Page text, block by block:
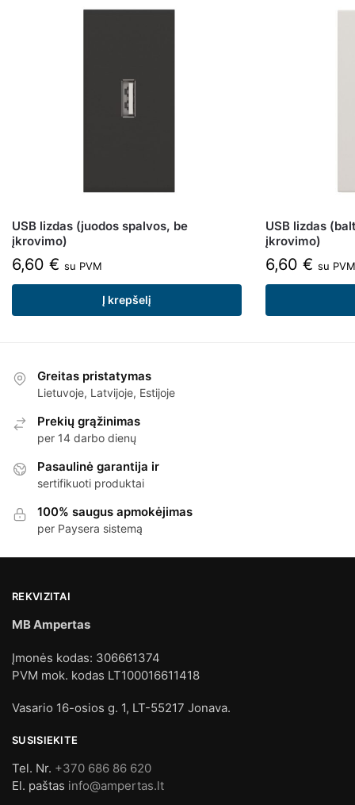
USB lizdas (juodos spalvos, be
įkrovimo)
6,60 € su PVM
Į krepšelį
USB lizdas
įkrovimo)
6,60 € su PVM
Greitas pristatymas
Lietuvoje, Latvijoje, Estijoje
Prekių grąžinimas
per 14 darbo dienų
Pasaulinė garantija ir
sertifikuoti produktai
100% saugus apmokėjimas
per Paysera sistemą
REKVIZITAI
MB Ampertas
Įmonės kodas: 306661374
PVM mok. kodas LT100016611418
Vasario 16-osios g. 1, LT-55217 Jonava.
SUSISIEKITE
Tel. Nr. +370 686 86 620
El. paštas info@ampertas.lt